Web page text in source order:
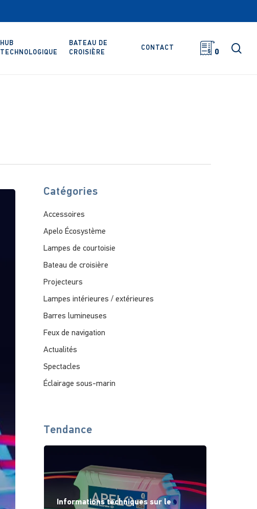
HUB
TECHNOLOGIQUE
BATEAU DE
CROISIÈRE
CONTACT
0
Catégories
Accessoires
Apelo Écosystème
Lampes de courtoisie
Bateau de croisière
Projecteurs
Lampes intérieures / extérieures
Barres lumineuses
Feux de navigation
Actualités
Spectacles
Éclairage sous-marin
Tendance
Informations techniques sur le